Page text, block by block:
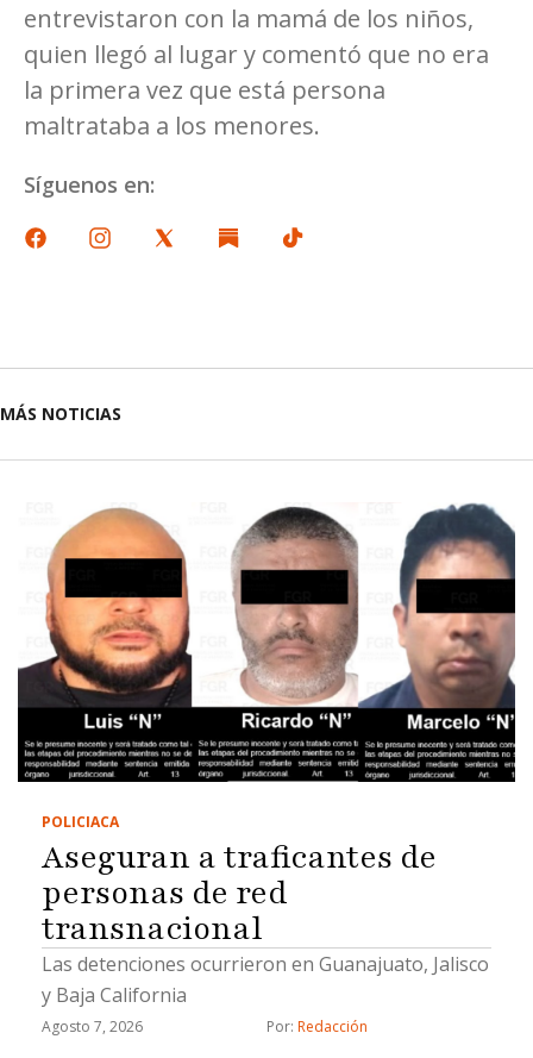
entrevistaron con la mamá de los niños,
quien llegó al lugar y comentó que no era
la primera vez que está persona
maltrataba a los menores.
Síguenos en:
MÁS NOTICIAS
POLICIACA
Aseguran a traficantes de
personas de red
transnacional
Las detenciones ocurrieron en Guanajuato, Jalisco
y Baja California
Agosto 7, 2026 Por: Redacción